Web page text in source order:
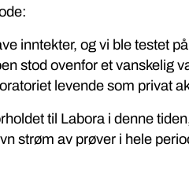
inntekter, og vi ble testet
stod ovenfor et vanskelig
levende som privat
til Labora i denne
strøm av prøver i hele